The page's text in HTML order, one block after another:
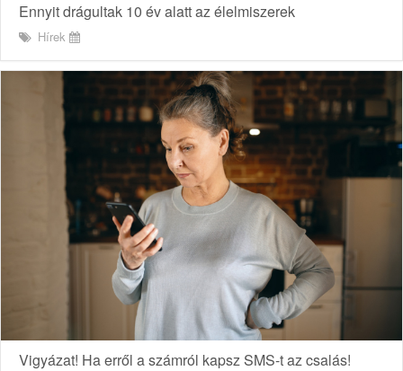
Ennyit drágultak 10 év alatt az élelmiszerek
Hírek
Vigyázat! Ha erről a számról kapsz SMS-t az csalás!